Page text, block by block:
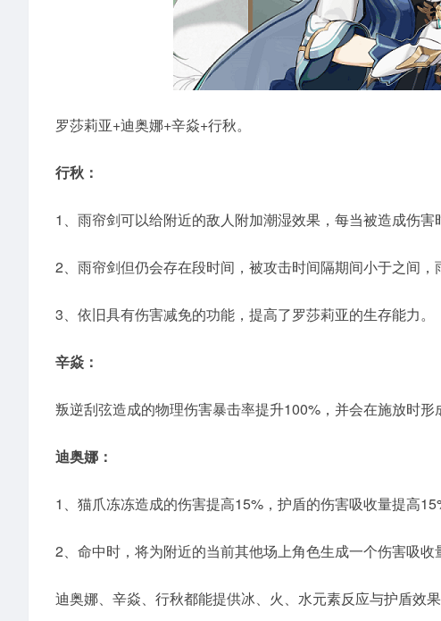
罗莎莉亚+迪奥娜+辛焱+行秋。
行秋：
1、雨帘剑可以给附近的敌人附加潮湿效果，每当被造成伤害
2、雨帘剑但仍会存在段时间，被攻击时间隔期间小于之间，
3、依旧具有伤害减免的功能，提高了罗莎莉亚的生存能力。
辛焱：
叛逆刮弦造成的物理伤害暴击率提升100%，并会在施放时形
迪奥娜：
1、猫爪冻冻造成的伤害提高15%，护盾的伤害吸收量提高
2、命中时，将为附近的当前其他场上角色生成一个伤害吸收
迪奥娜、辛焱、行秋都能提供冰、火、水元素反应与护盾效